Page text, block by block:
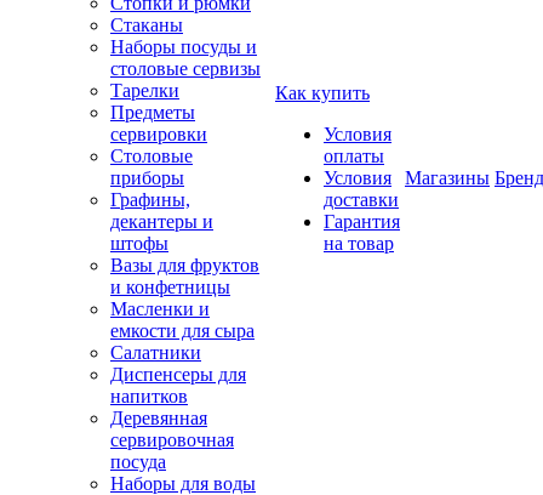
Стаканы
Наборы посуды и
столовые сервизы
Тарелки
Предметы
сервировки
Столовые
приборы
Графины,
декантеры и
штофы
Вазы для фруктов
и конфетницы
Масленки и
емкости для сыра
Салатники
Диспенсеры для
напитков
Деревянная
сервировочная
посуда
Наборы для воды
Как купить
Условия
оплаты
Условия
доставки
Гарантия
на товар
Магазины